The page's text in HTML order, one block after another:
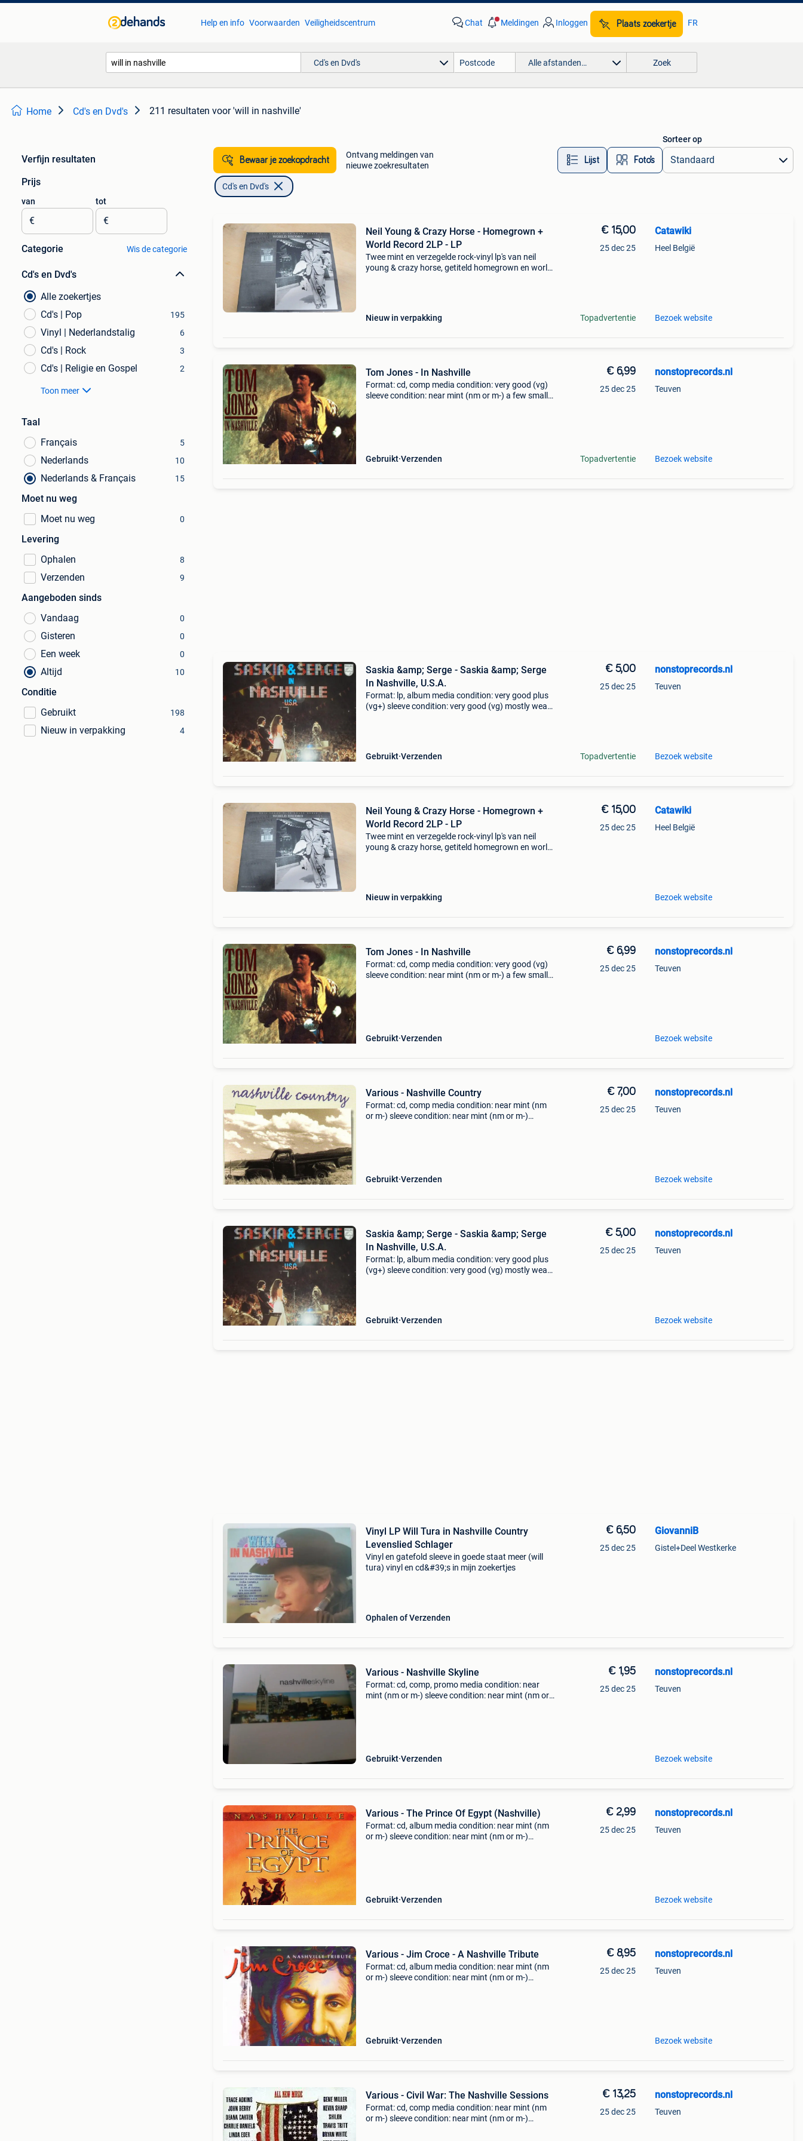
Help en info Voorwaarden Veiligheidscentrum Chat Meldingen Inloggen Plaats zoekertje FR
Cd's en Dvd's Alle afstanden… Zoek
Home Cd's en Dvd's 211 resultaten voor 'will in nashville'
Verfijn resultaten
Prijs
van
€
tot
€
Categorie Wis de categorie
Cd's en Dvd's
Alle zoekertjes
Cd's | Pop
195
Vinyl | Nederlandstalig 6
Cd's | Rock 3
Cd's | Religie en Gospel 2
Toon meer
Taal
Français
5
Nederlands 10
Nederlands & Français 15
Moet nu weg
Moet nu weg
0
Levering
Ophalen
8
Verzenden 9
Aangeboden sinds
Vandaag
0
Gisteren 0
Een week 0
Altijd 10
Conditie
Gebruikt
198
Nieuw in verpakking 4
Bewaar je zoekopdracht
Ontvang meldingen van
nieuwe zoekresultaten
Lijst Foto’s
Sorteer op
Cd's en Dvd's
Neil Young & Crazy Horse - Homegrown +
World Record 2LP - LP
Twee mint en verzegelde rock-vinyl lp's van neil
young & crazy horse, getiteld homegrown en world
Nieuw in verpakking
€ 15,00
25 dec 25
Topadvertentie
Catawiki
Heel België
Bezoek website
Tom Jones - In Nashville
Format: cd, comp media condition: very good (vg)
sleeve condition: near mint (nm or m-) a few small
Gebruikt Verzenden
€ 6,99
25 dec 25
Topadvertentie
nonstoprecords.nl
Teuven
Bezoek website
Saskia &amp; Serge - Saskia &amp; Serge
In Nashville, U.S.A.
Format: lp, album media condition: very good plus
(vg+) sleeve condition: very good (vg) mostly wear
Gebruikt Verzenden
€ 5,00
25 dec 25
Topadvertentie
nonstoprecords.nl
Teuven
Bezoek website
Neil Young & Crazy Horse - Homegrown +
World Record 2LP - LP
Twee mint en verzegelde rock-vinyl lp's van neil
young & crazy horse, getiteld homegrown en world
Nieuw in verpakking
€ 15,00
25 dec 25
Catawiki
Heel België
Bezoek website
Tom Jones - In Nashville
Format: cd, comp media condition: very good (vg)
sleeve condition: near mint (nm or m-) a few small
Gebruikt Verzenden
€ 6,99
25 dec 25
nonstoprecords.nl
Teuven
Bezoek website
Various - Nashville Country
Format: cd, comp media condition: near mint (nm
or m-) sleeve condition: near mint (nm or m-)
Gebruikt Verzenden
€ 7,00
25 dec 25
nonstoprecords.nl
Teuven
Bezoek website
Saskia &amp; Serge - Saskia &amp; Serge
In Nashville, U.S.A.
Format: lp, album media condition: very good plus
(vg+) sleeve condition: very good (vg) mostly wear
Gebruikt Verzenden
€ 5,00
25 dec 25
nonstoprecords.nl
Teuven
Bezoek website
Vinyl LP Will Tura in Nashville Country
Levenslied Schlager
Vinyl en gatefold sleeve in goede staat meer (will
tura) vinyl en cd&#39;s in mijn zoekertjes
Ophalen of Verzenden
€ 6,50
25 dec 25
GiovanniB
Gistel+Deel Westkerke
Various - Nashville Skyline
Format: cd, comp, promo media condition: near
mint (nm or m-) sleeve condition: near mint (nm or
Gebruikt Verzenden
€ 1,95
25 dec 25
nonstoprecords.nl
Teuven
Bezoek website
Various - The Prince Of Egypt (Nashville)
Format: cd, album media condition: near mint (nm
or m-) sleeve condition: near mint (nm or m-)
Gebruikt Verzenden
€ 2,99
25 dec 25
nonstoprecords.nl
Teuven
Bezoek website
Various - Jim Croce - A Nashville Tribute
Format: cd, album media condition: near mint (nm
or m-) sleeve condition: near mint (nm or m-)
Gebruikt Verzenden
€ 8,95
25 dec 25
nonstoprecords.nl
Teuven
Bezoek website
Various - Civil War: The Nashville Sessions
Format: cd, comp media condition: near mint (nm
or m-) sleeve condition: near mint (nm or m-)
€ 13,25
25 dec 25
nonstoprecords.nl
Teuven